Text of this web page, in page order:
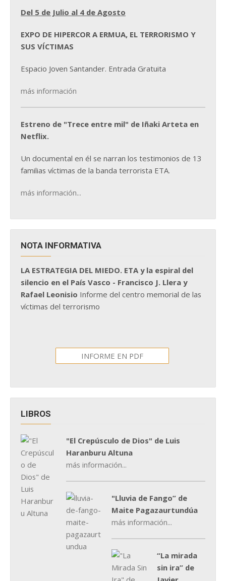
Del 5 de Julio al 4 de Agosto
EXPO DE HIPERCOR A ERMUA, EL TERRORISMO Y
SUS VÍCTIMAS
Espacio Joven Santander. Entrada Gratuita
más información
Estreno de "Trece entre mil" de Iñaki Arteta en
Netflix.
Un documental en él se narran los testimonios de 13
familias víctimas de la banda terrorista ETA.
más información...
NOTA INFORMATIVA
LA ESTRATEGIA DEL MIEDO. ETA y la espiral del
silencio en el País Vasco - Francisco J. Llera y
Rafael Leonisio Informe del centro memorial de las
víctimas del terrorismo
INFORME EN PDF
LIBROS
"El Crepúsculo de Dios" de Luis
Haranburu Altuna
más información...
"Lluvia de Fango” de
Maite Pagazaurtundúa
más información...
“La mirada
sin ira” de